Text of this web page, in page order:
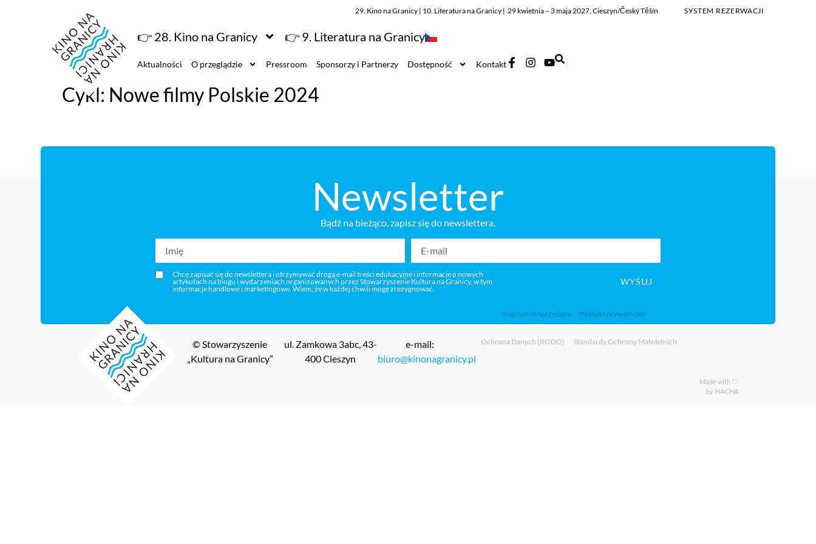
29. Kino na Granicy | 10. Literatura na Granicy | 29 kwietnia – 3 maja 2027, Cieszyn/Český Těšín SYSTEM REZERWACJI
👉 28. Kino na Granicy 👉 9. Literatura na Granicy
Aktualności O przeglądzie Pressroom Sponsorzy i Partnerzy Dostępność Kontakt
Cykl: Nowe filmy Polskie 2024
Newsletter
Bądź na bieżąco, zapisz się do newslettera.
Chcę zapisać się do newslettera i otrzymywać drogą e-mail treści edukacyjne i informacje o nowych
artykułach na blogu i wydarzeniach organizowanych przez Stowarzyszenie Kultura na Granicy, w tym
informacje handlowe i marketingowe. Wiem, że w każdej chwili mogę zrezygnować.
WYŚLIJ
© Stowarzyszenie
„Kultura na Granicy”
ul. Zamkowa 3abc, 43-
400 Cieszyn
e-mail:
biuro@kinonagranicy.pl
Regulamin sprzedaży Polityka prywatności
Ochrona Danych (RODO) Standardy Ochrony Małoletnich
Made with 🤍
by HACHA